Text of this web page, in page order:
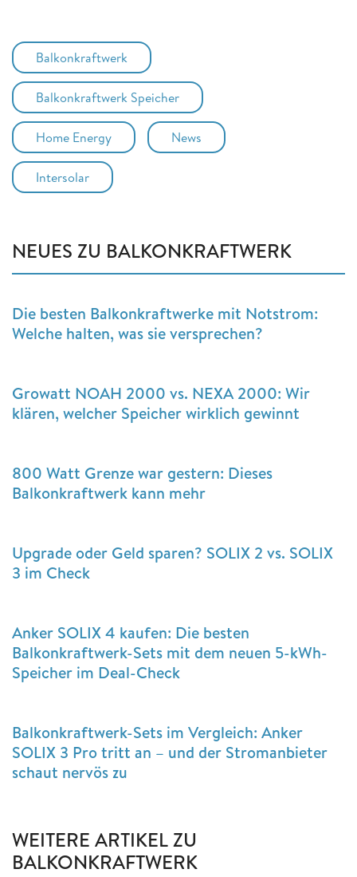
Balkonkraftwerk
Balkonkraftwerk Speicher
Home Energy News
Intersolar
NEUES ZU BALKONKRAFTWERK
Die besten Balkonkraftwerke mit Notstrom:
Welche halten, was sie versprechen?
Growatt NOAH 2000 vs. NEXA 2000: Wir
klären, welcher Speicher wirklich gewinnt
800 Watt Grenze war gestern: Dieses
Balkonkraftwerk kann mehr
Upgrade oder Geld sparen? SOLIX 2 vs. SOLIX
3 im Check
Anker SOLIX 4 kaufen: Die besten
Balkonkraftwerk-Sets mit dem neuen 5-kWh-
Speicher im Deal-Check
Balkonkraftwerk-Sets im Vergleich: Anker
SOLIX 3 Pro tritt an – und der Stromanbieter
schaut nervös zu
WEITERE ARTIKEL ZU
BALKONKRAFTWERK